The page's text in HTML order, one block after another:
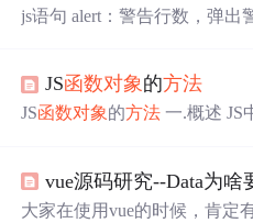
肉”） 对象 方法名()函数独立
js语句 alert：警告行数，弹出警告框 alert（
log（‘输出的内容’）；：括号
字符串类型，引号中的内容是
JS函数对象的方法
JS函数对象的方法 一.概述
ly()方法 二.call()方法function Student(name, age){ this.name =
name; this.age =
vue源码研究--Data为啥
大家在使用vue的时候，肯定